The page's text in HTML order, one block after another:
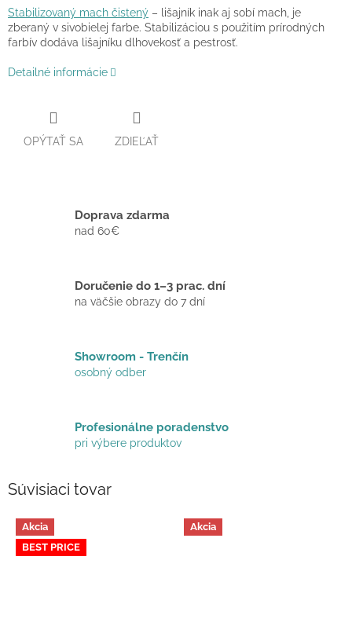
Stabilizovaný mach čistený – lišajník inak aj sobí mach, je
zberaný v sivobielej farbe. Stabilizáciou s použitím prírodných
farbív dodáva lišajníku dlhovekosť a pestrosť.
Detailné informácie
OPÝTAŤ SA ZDIEĽAŤ
Doprava zdarma
nad 60€
Doručenie do 1–3 prac. dní
na väčšie obrazy do 7 dní
Showroom - Trenčín
osobný odber
Profesionálne poradenstvo
pri výbere produktov
Súvisiaci tovar
Akcia
BEST PRICE
Akcia